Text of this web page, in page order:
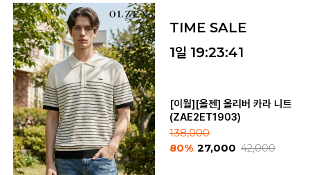
TIME SALE
1일 19:23:38
[이월][올젠] 올리버 카라 니트
(ZAE2ET1903)
138,000
80% 27,000 42,000